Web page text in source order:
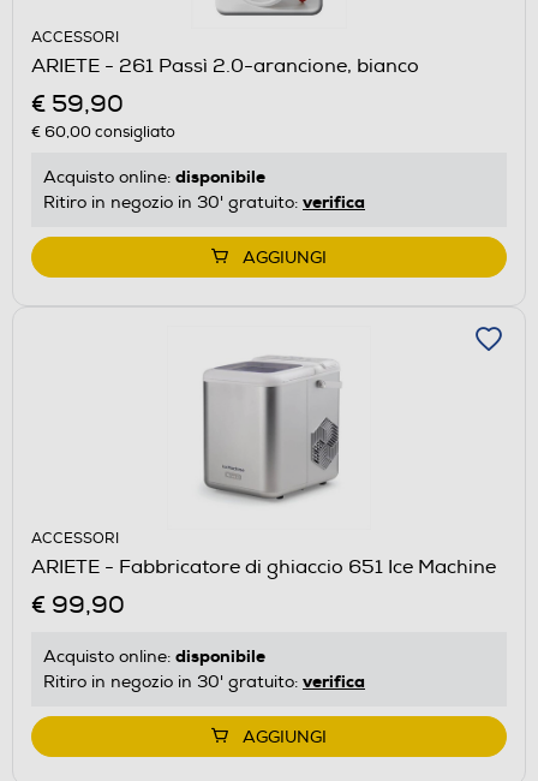
ACCESSORI
ARIETE - 261 Passì 2.0-arancione, bianco
€ 59,90
€ 60,00consigliato
Acquisto online: disponibile
Ritiro in negozio in 30' gratuito: verifica
AGGIUNGI
ACCESSORI
ARIETE - Fabbricatore di ghiaccio 651 Ice Machine
€ 99,90
Acquisto online: disponibile
Ritiro in negozio in 30' gratuito: verifica
AGGIUNGI